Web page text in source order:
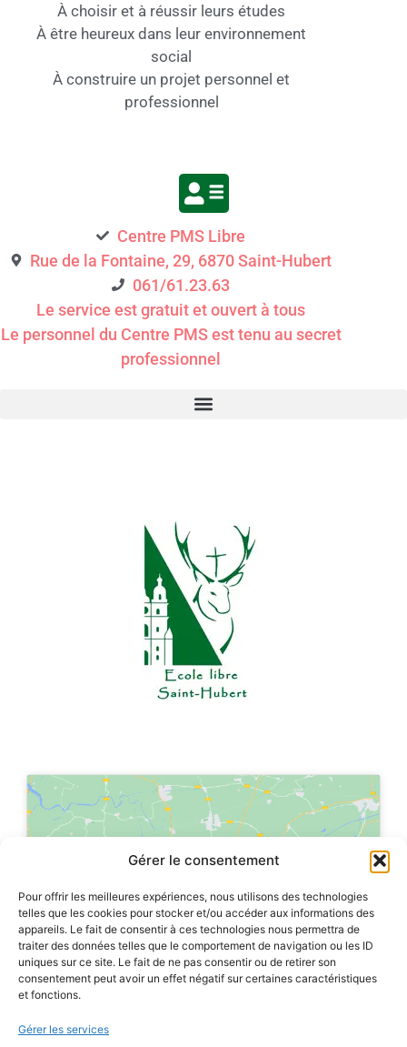
Gérer le consentement
Pour offrir les meilleures expériences, nous utilisons des technologies
telles que les cookies pour stocker et/ou accéder aux informations des
appareils. Le fait de consentir à ces technologies nous permettra de
traiter des données telles que le comportement de navigation ou les ID
uniques sur ce site. Le fait de ne pas consentir ou de retirer son
consentement peut avoir un effet négatif sur certaines caractéristiques
et fonctions.
Gérer les services
Cliquez sur « J’accepte » pour activer
Politique de cookies
J’accepte
À choisir et à réussir leurs études
À être heureux dans leur environnement
social
À construire un projet personnel et
professionnel
Centre PMS Libre
Rue de la Fontaine, 29, 6870 Saint-Hubert
061/61.23.63
Le service est gratuit et ouvert à tous
Le personnel du Centre PMS est tenu au secret
professionnel